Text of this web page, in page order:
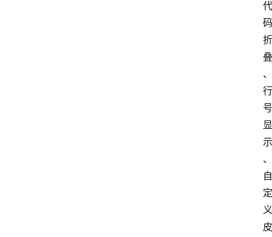
代
码
折
叠
、
行
号
显
示
、
自
定
义
皮